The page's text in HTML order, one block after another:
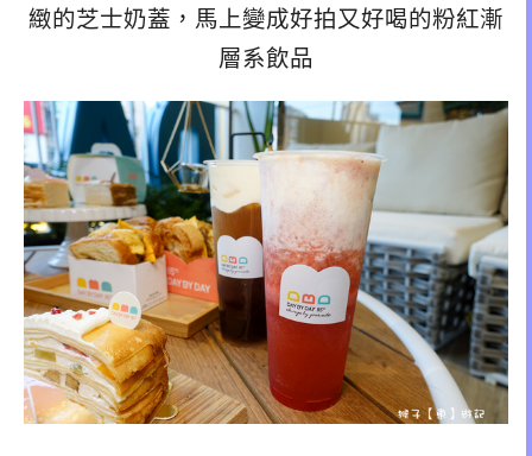
緻的芝士奶蓋，馬上變成好拍又好喝的粉紅漸
層系飲品